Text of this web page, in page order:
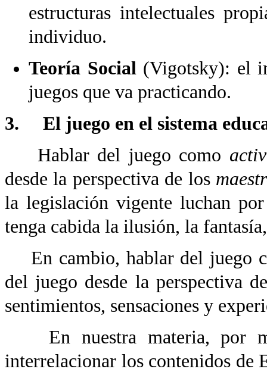
estructuras intelectuales
individuo.
Teoría Social(Vigotsky): el
juegos que va practicando.
3. El juego en el sistema
Hablar del juego como
desde la perspectiva de los
la legislación vigente luchan
tenga cabida la ilusión, la
En cambio, hablar del juego
del juego desde la perspectiva
sentimientos, sensaciones y
En nuestra materia, por
interrelacionar los contenidos de